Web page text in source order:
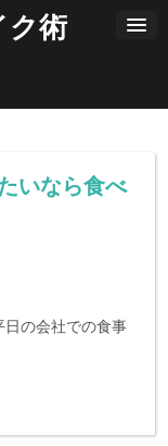
ク術
いなら食べ
の会社での食事